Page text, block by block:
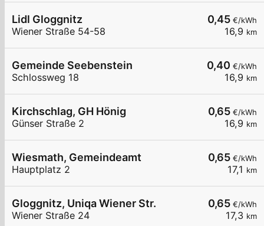
0,45 €/kWh
16,9 km
Lidl Gloggnitz
Wiener Straße 54-58
0,40 €/kWh
16,9 km
Gemeinde Seebenstein
Schlossweg 18
0,65 €/kWh
16,9 km
Kirchschlag, GH Hönig
Günser Straße 2
0,65 €/kWh
17,1 km
Wiesmath, Gemeindeamt
Hauptplatz 2
0,65 €/kWh
17,3 km
Gloggnitz, Uniqa Wiener Str.
Wiener Straße 24